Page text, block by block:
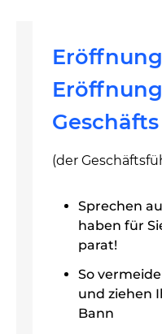
(der
Sprechen
haben für
parat!
So
und ziehen
Bann